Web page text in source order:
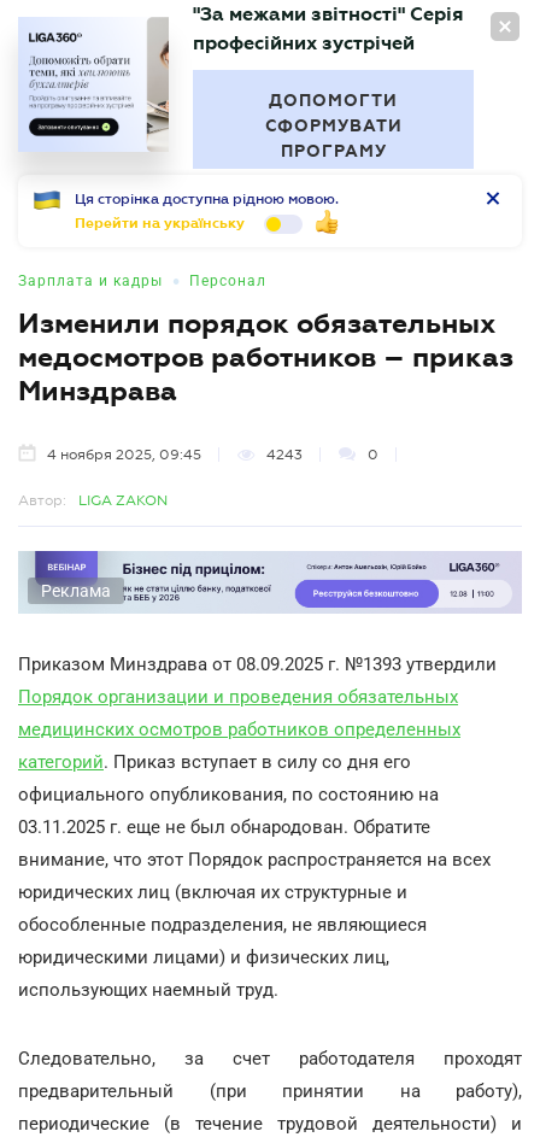
RU
БУХГАЛТЕР
"За межами звітності" Серія
професійних зустрічей
ДОПОМОГТИ
СФОРМУВАТИ
ПРОГРАМУ
Ця сторінка доступна рідною мовою.
Перейти на українську
Зарплата и кадры • Персонал
Изменили порядок обязательных
медосмотров работников – приказ
Минздрава
4 ноября 2025, 09:45 4243 0
Автор: LIGA ZAKON
Реклама
Приказом Минздрава от 08.09.2025 г. №1393 утвердили
Порядок организации и проведения обязательных
медицинских осмотров работников определенных
категорий. Приказ вступает в силу со дня его
официального опубликования, по состоянию на
03.11.2025 г. еще не был обнародован. Обратите
внимание, что этот Порядок распространяется на всех
юридических лиц (включая их структурные и
обособленные подразделения, не являющиеся
юридическими лицами) и физических лиц,
использующих наемный труд.
Следовательно, за счет работодателя проходят
предварительный (при принятии на работу),
периодические (в течение трудовой деятельности) и